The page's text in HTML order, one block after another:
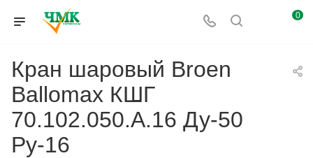
0
Кран шаровый Broen
Ballomax КШГ
70.102.050.А.16 Ду-50
Ру-16